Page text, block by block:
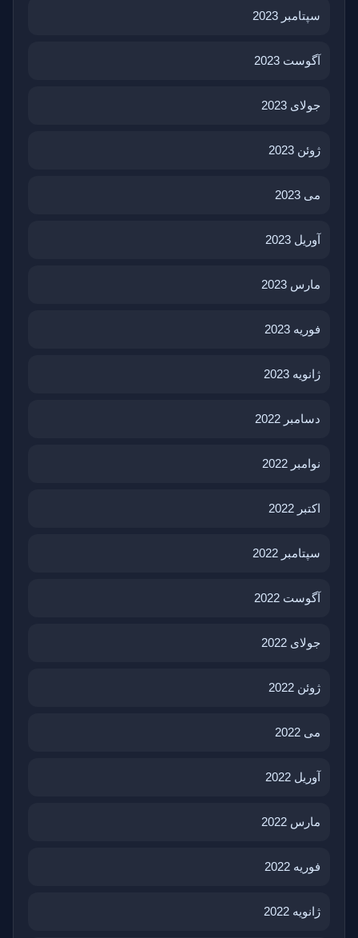
سپتامبر 2023
آگوست 2023
جولای 2023
ژوئن 2023
می 2023
آوریل 2023
مارس 2023
فوریه 2023
ژانویه 2023
دسامبر 2022
نوامبر 2022
اکتبر 2022
سپتامبر 2022
آگوست 2022
جولای 2022
ژوئن 2022
می 2022
آوریل 2022
مارس 2022
فوریه 2022
ژانویه 2022